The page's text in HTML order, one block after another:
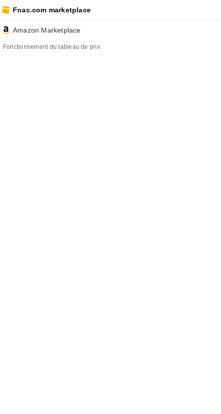
Fnac.com marketplace
Amazon Marketplace
Fonctionnement du tableau de prix